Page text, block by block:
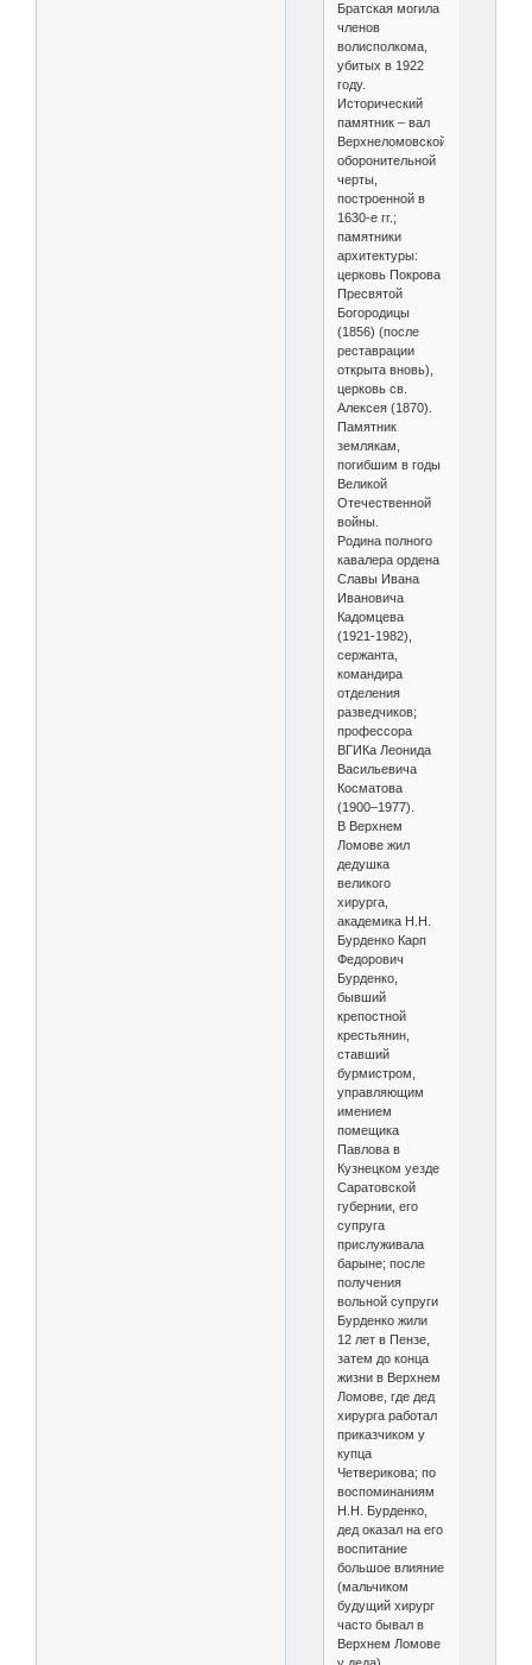
Братская могила
членов
волисполкома,
убитых в 1922
году.
Исторический
памятник – вал
Верхнеломовской
оборонительной
черты,
построенной в
1630-е гг.;
памятники
архитектуры:
церковь Покрова
Пресвятой
Богородицы
(1856) (после
реставрации
открыта вновь),
церковь св.
Алексея (1870).
Памятник
землякам,
погибшим в годы
Великой
Отечественной
войны.
Родина полного
кавалера ордена
Славы Ивана
Ивановича
Кадомцева
(1921-1982),
сержанта,
командира
отделения
разведчиков;
профессора
ВГИКа Леонида
Васильевича
Косматова
(1900–1977).
В Верхнем
Ломове жил
дедушка
великого
хирурга,
академика Н.Н.
Бурденко Карп
Федорович
Бурденко,
бывший
крепостной
крестьянин,
ставший
бурмистром,
управляющим
имением
помещика
Павлова в
Кузнецком уезде
Саратовской
губернии, его
супруга
прислуживала
барыне; после
получения
вольной супруги
Бурденко жили
12 лет в Пензе,
затем до конца
жизни в Верхнем
Ломове, где дед
хирурга работал
приказчиком у
купца
Четверикова; по
воспоминаниям
Н.Н. Бурденко,
дед оказал на его
воспитание
большое влияние
(мальчиком
будущий хирург
часто бывал в
Верхнем Ломове